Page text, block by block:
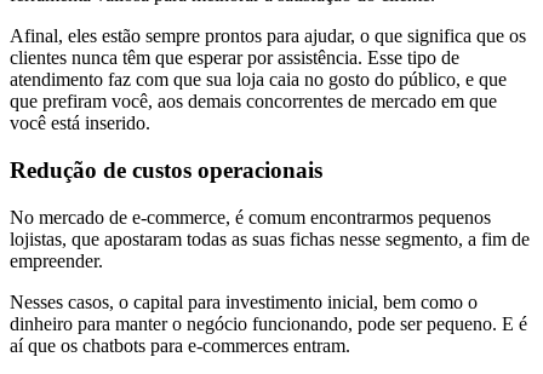
Afinal, eles estão sempre prontos para ajudar, o que significa que os
clientes nunca têm que esperar por assistência. Esse tipo de
atendimento faz com que sua loja caia no gosto do público, e que
que prefiram você, aos demais concorrentes de mercado em que
você está inserido.
Redução de custos operacionais
No mercado de e-commerce, é comum encontrarmos pequenos
lojistas, que apostaram todas as suas fichas nesse segmento, a fim de
empreender.
Nesses casos, o capital para investimento inicial, bem como o
dinheiro para manter o negócio funcionando, pode ser pequeno. E é
aí que os chatbots para e-commerces entram.